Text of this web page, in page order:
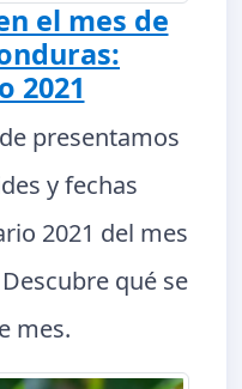
el mes de
2021
presentamos
y fechas
2021 del mes
qué se
mes.